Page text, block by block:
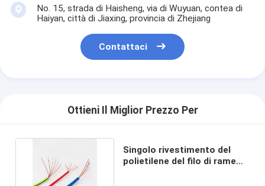
No. 15, strada di Haisheng, via di Wuyuan, contea di
Haiyan, città di Jiaxing, provincia di Zhejiang
Contattaci
Ottieni Il Miglior Prezzo Per
Singolo rivestimento del
polietilene del filo di rame